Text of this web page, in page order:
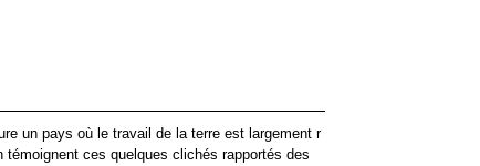
un pays où le travail de la terre est largement r
témoignent ces quelques clichés rapportés des